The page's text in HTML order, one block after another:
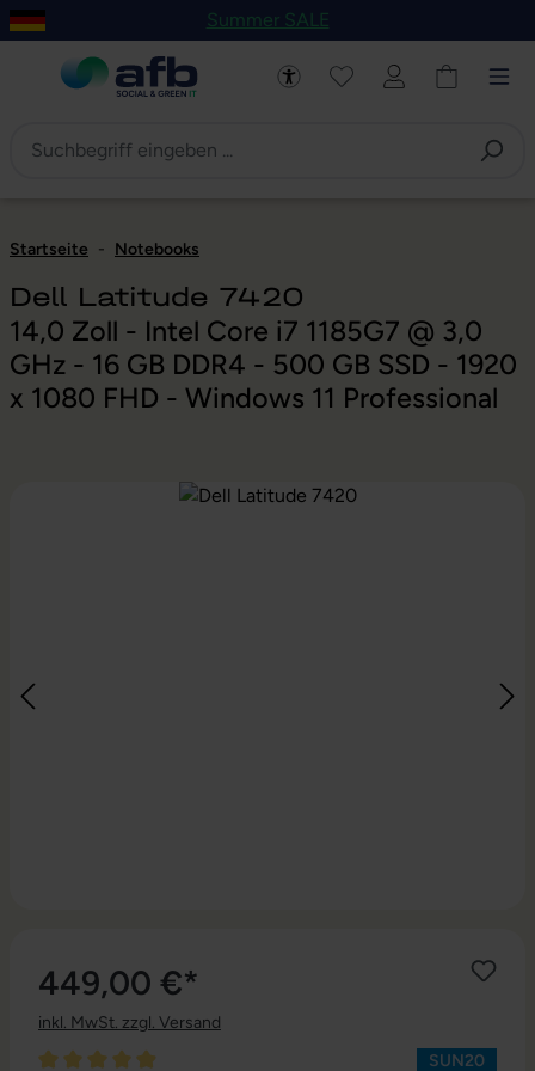
Hauptinhalt springen
Zur Navigation der B2B-Plattform springen
Summer SALE
Startseite - Notebooks
Dell Latitude 7420
14,0 Zoll - Intel Core i7 1185G7 @ 3,0
GHz - 16 GB DDR4 - 500 GB SSD - 1920
x 1080 FHD - Windows 11 Professional
Bildergalerie überspringen
449,00 €*
inkl. MwSt. zzgl. Versand
SUN20